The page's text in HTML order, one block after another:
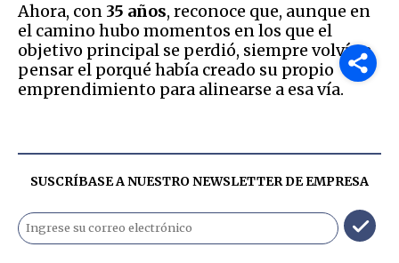
Ahora, con 35 años, reconoce que, aunque en
el camino hubo momentos en los que el
objetivo principal se perdió, siempre volvía a
pensar el porqué había creado su propio
emprendimiento para alinearse a esa vía.
SUSCRÍBASE A NUESTRO NEWSLETTER DEEMPRESA